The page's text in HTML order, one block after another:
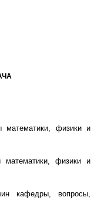
физики и
физики и
кафедры, вопросы,